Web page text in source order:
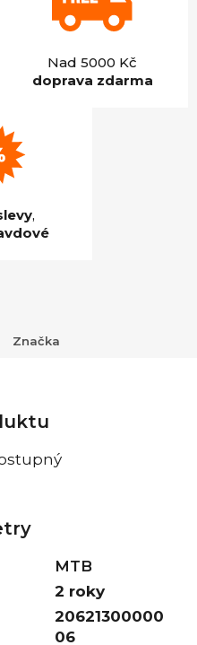
Nad 5000 Kč
doprava zdarma
,
Značka
MTB
2 roky
20621300000
06